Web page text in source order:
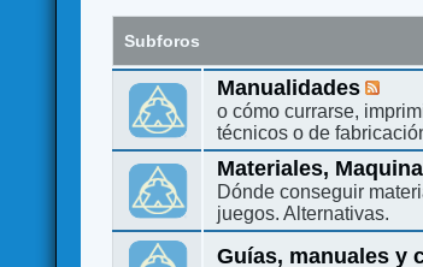
Subforos
Manualidades
o cómo currarse,
técnicos o de
Materiales,
Dónde conseguir
juegos. Alternativas.
Guías, manuales y